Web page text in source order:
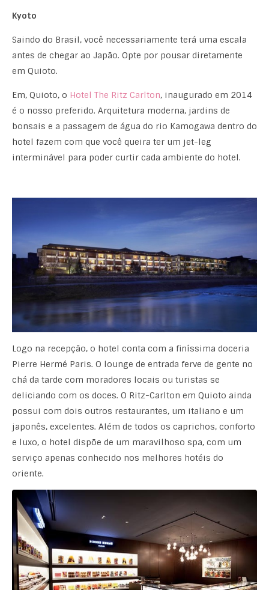
Kyoto
Saindo do Brasil, você necessariamente terá uma escala
antes de chegar ao Japão. Opte por pousar diretamente
em Quioto.
Em, Quioto, o Hotel The Ritz Carlton, inaugurado em 2014
é o nosso preferido. Arquitetura moderna, jardins de
bonsais e a passagem de água do rio Kamogawa dentro do
hotel fazem com que você queira ter um jet-leg
interminável para poder curtir cada ambiente do hotel.
Logo na recepção, o hotel conta com a finíssima doceria
Pierre Hermé Paris. O lounge de entrada ferve de gente no
chá da tarde com moradores locais ou turistas se
deliciando com os doces. O Ritz-Carlton em Quioto ainda
possui com dois outros restaurantes, um italiano e um
japonês, excelentes. Além de todos os caprichos, conforto
e luxo, o hotel dispõe de um maravilhoso spa, com um
serviço apenas conhecido nos melhores hotéis do
oriente.